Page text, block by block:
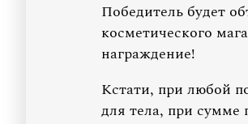
Победитель будет
косметического
награждение!
Кстати, при любой
для тела, при сумме